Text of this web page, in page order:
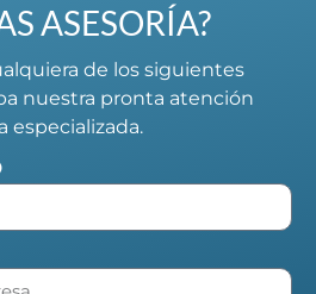
ASESORÍA?
de los siguientes
nuestra pronta atención
especializada.